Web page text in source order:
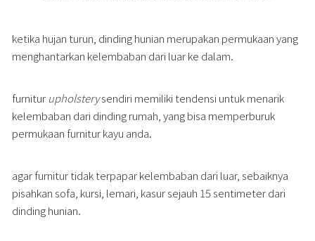
ketika hujan turun, dinding hunian merupakan permukaan yang
menghantarkan kelembaban dari luar ke dalam.
furnitur upholsterysendiri memiliki tendensi untuk menarik
kelembaban dari dinding rumah, yang bisa memperburuk
permukaan furnitur kayu anda.
agar furnitur tidak terpapar kelembaban dari luar, sebaiknya
pisahkan sofa, kursi, lemari, kasur sejauh 15 sentimeter dari
dinding hunian.